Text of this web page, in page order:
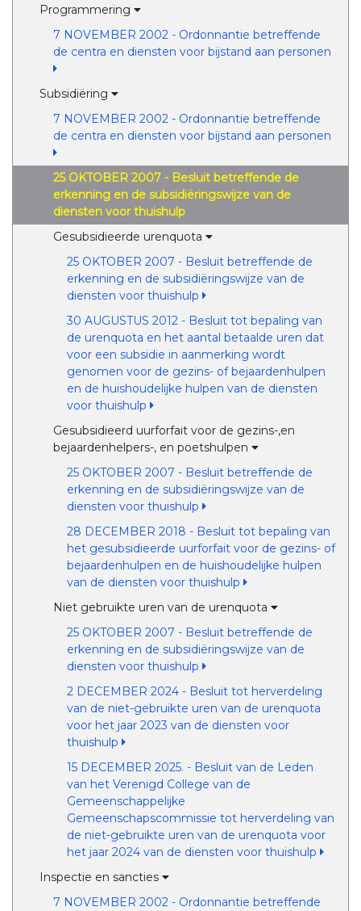
Programmering
7 NOVEMBER 2002 - Ordonnantie betreffende
de centra en diensten voor bijstand aan personen
Subsidiëring
7 NOVEMBER 2002 - Ordonnantie betreffende
de centra en diensten voor bijstand aan personen
25 OKTOBER 2007 - Besluit betreffende de
erkenning en de subsidiëringswijze van de
diensten voor thuishulp
Gesubsidieerde urenquota
25 OKTOBER 2007 - Besluit betreffende de
erkenning en de subsidiëringswijze van de
diensten voor thuishulp
30 AUGUSTUS 2012 - Besluit tot bepaling van
de urenquota en het aantal betaalde uren dat
voor een subsidie in aanmerking wordt
genomen voor de gezins- of bejaardenhulpen
en de huishoudelijke hulpen van de diensten
voor thuishulp
Gesubsidieerd uurforfait voor de gezins-,en
bejaardenhelpers-, en poetshulpen
25 OKTOBER 2007 - Besluit betreffende de
erkenning en de subsidiëringswijze van de
diensten voor thuishulp
28 DECEMBER 2018 - Besluit tot bepaling van
het gesubsidieerde uurforfait voor de gezins- of
bejaardenhulpen en de huishoudelijke hulpen
van de diensten voor thuishulp
Niet gebruikte uren van de urenquota
25 OKTOBER 2007 - Besluit betreffende de
erkenning en de subsidiëringswijze van de
diensten voor thuishulp
2 DECEMBER 2024 - Besluit tot herverdeling
van de niet-gebruikte uren van de urenquota
voor het jaar 2023 van de diensten voor
thuishulp
15 DECEMBER 2025. - Besluit van de Leden
van het Verenigd College van de
Gemeenschappelijke
Gemeenschapscommissie tot herverdeling van
de niet-gebruikte uren van de urenquota voor
het jaar 2024 van de diensten voor thuishulp
Inspectie en sancties
7 NOVEMBER 2002 - Ordonnantie betreffende